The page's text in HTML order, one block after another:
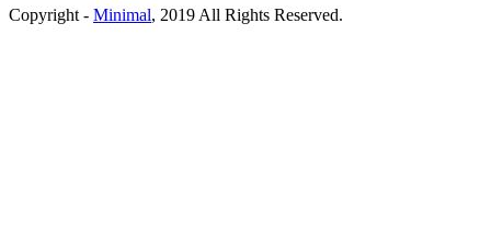
Copyright - Minimal, 2019 All Rights Reserved.